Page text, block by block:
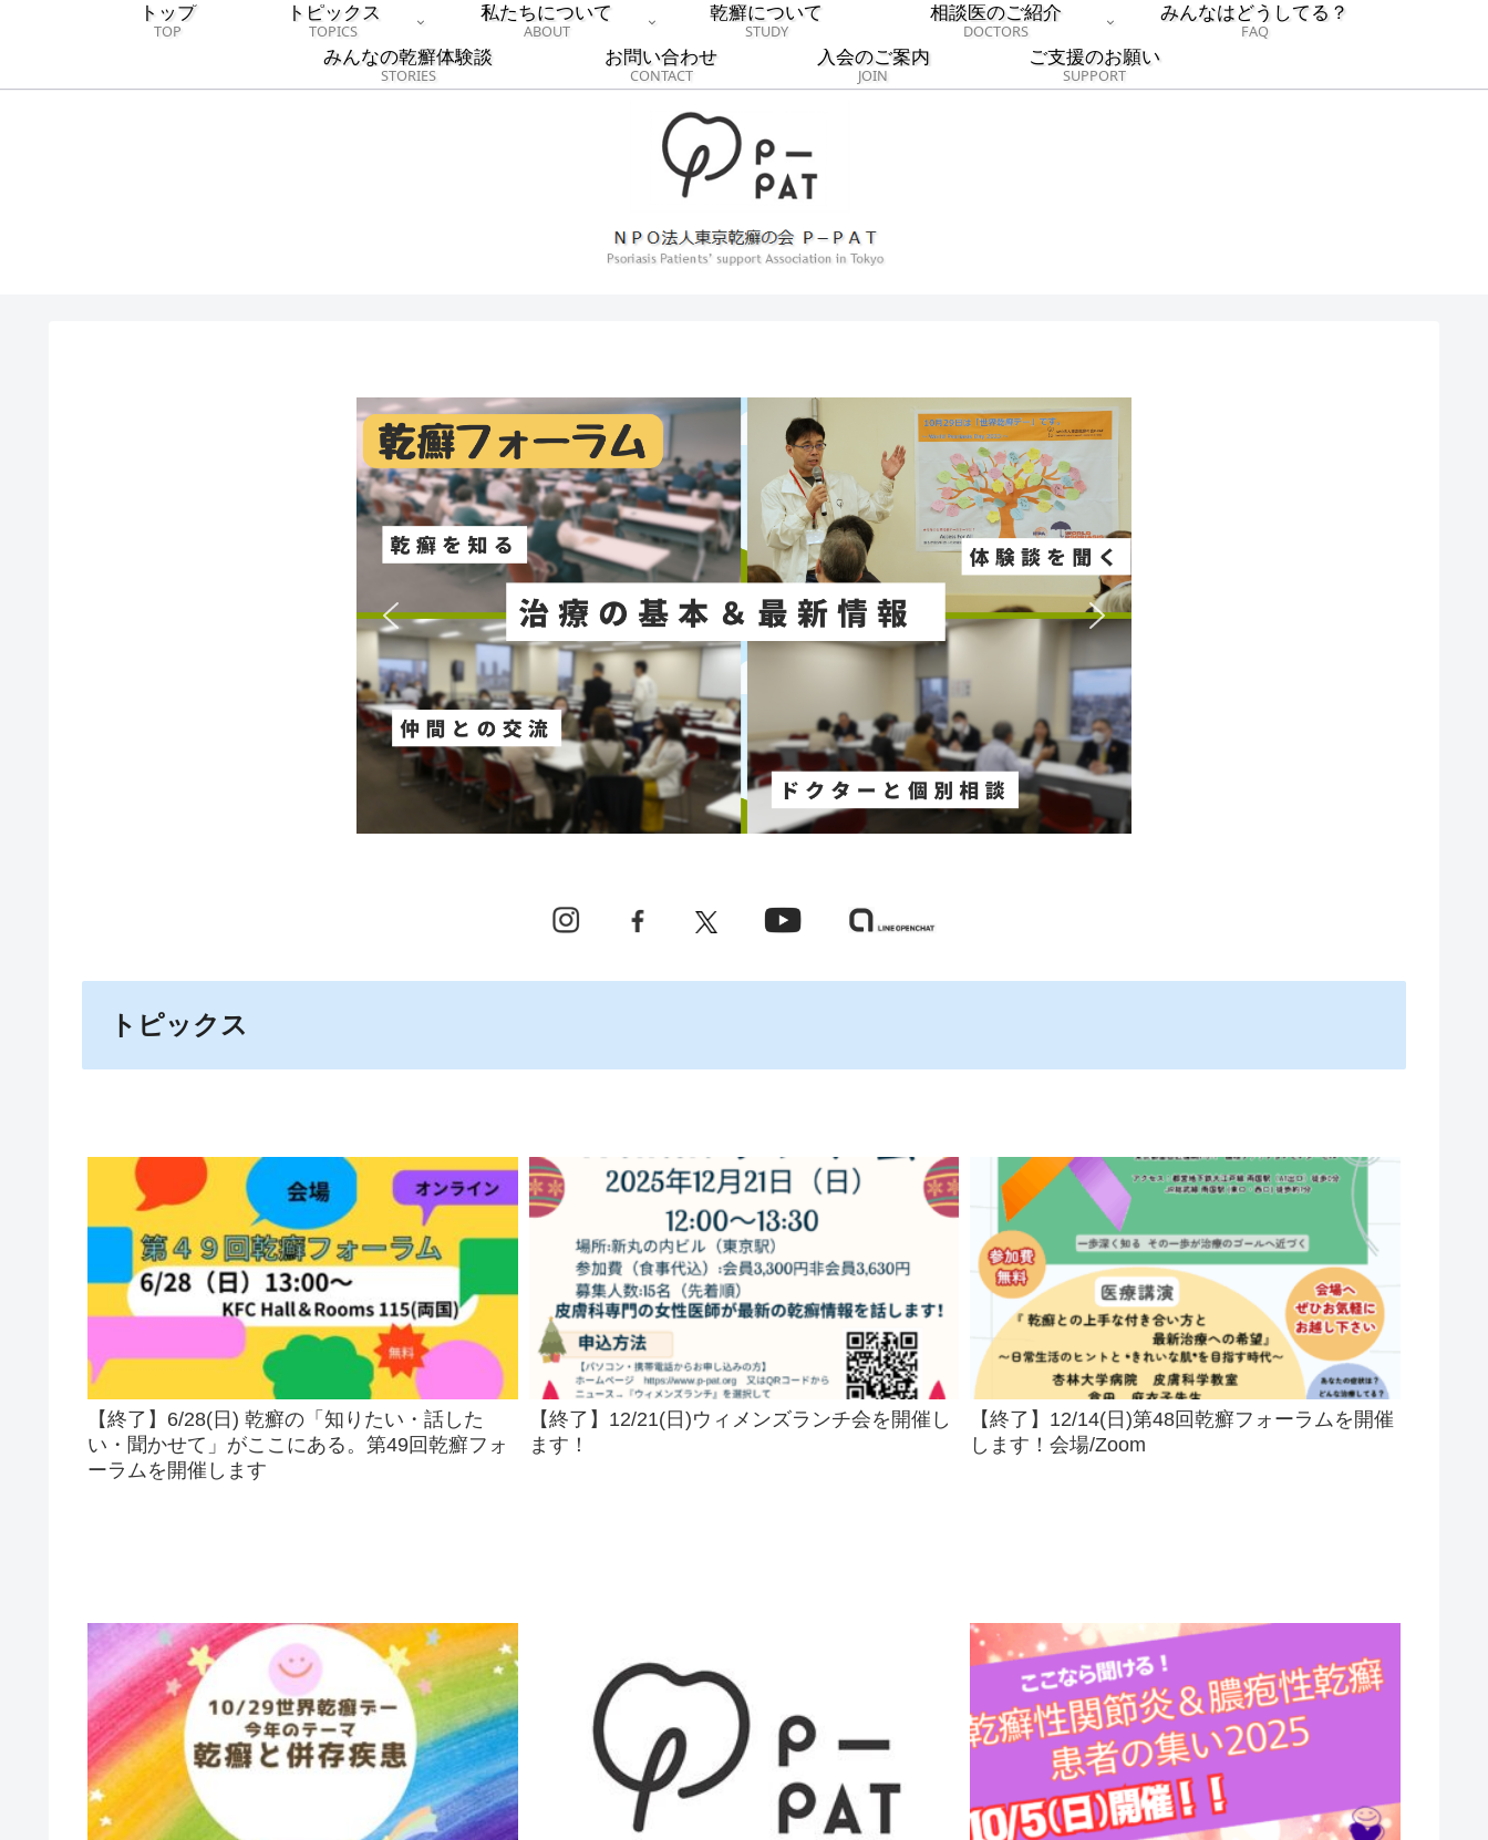
トップ
TOP
トピックス
TOPICS
私たちについて
ABOUT
乾癬について
STUDY
相談医のご紹介
DOCTORS
みんなはどうしてる？
FAQ
みんなの乾癬体験談
STORIES
お問い合わせ
CONTACT
入会のご案内
JOIN
ご支援のお願い
SUPPORT
トピックス
【終了】6/28(日) 乾癬の「知りたい・話した
い・聞かせて」がここにある。第49回乾癬フォ
ーラムを開催します
【終了】12/21(日)ウィメンズランチ会を開催し
ます！
【終了】12/14(日)第48回乾癬フォーラムを開催
します！会場/Zoom